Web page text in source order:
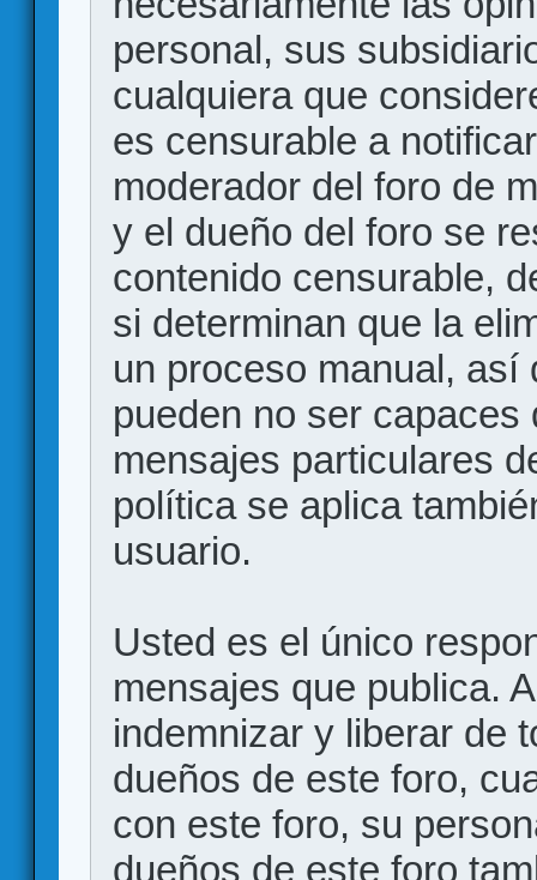
personal, sus
cualquiera que
es censurable a
moderador del foro de
y el dueño del foro se
contenido censurable,
si determinan que la
un proceso manual, así
pueden no ser
mensajes particulares
política se aplica
usuario.
Usted es el único
mensajes que publica.
indemnizar y liberar de
dueños de este foro,
con este foro, su
dueños de este foro